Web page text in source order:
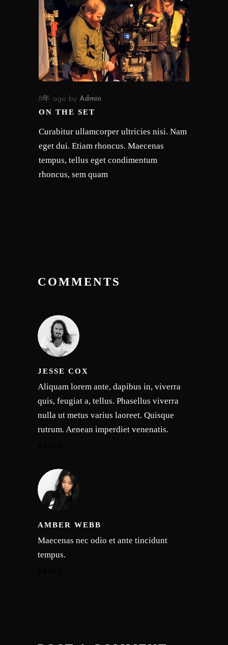
8年 ago by Admin
ON THE SET
Curabitur ullamcorper ultricies nisi. Nam
eget dui. Etiam rhoncus. Maecenas
tempus, tellus eget condimentum
rhoncus, sem quam
COMMENTS
JESSE COX
Aliquam lorem ante, dapibus in, viverra
quis, feugiat a, tellus. Phasellus viverra
nulla ut metus varius laoreet. Quisque
rutrum. Aenean imperdiet venenatis.
AMBER WEBB
Maecenas nec odio et ante tincidunt
tempus.